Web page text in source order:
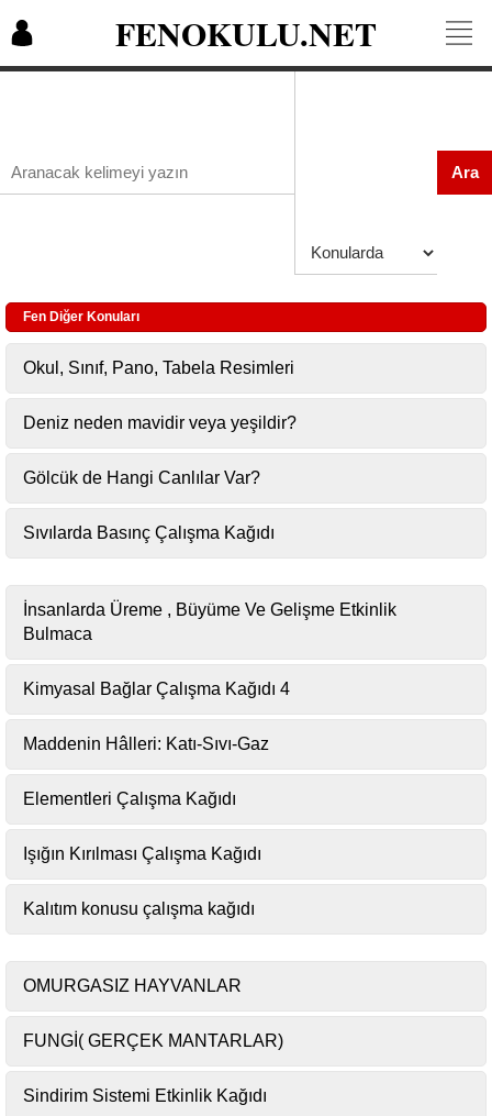
FENOKULU.NET
Ara
Fen Diğer Konuları
Okul, Sınıf, Pano, Tabela Resimleri
Deniz neden mavidir veya yeşildir?
Gölcük de Hangi Canlılar Var?
Sıvılarda Basınç Çalışma Kağıdı
İnsanlarda Üreme , Büyüme Ve Gelişme Etkinlik
Bulmaca
Kimyasal Bağlar Çalışma Kağıdı 4
Maddenin Hâlleri: Katı-Sıvı-Gaz
Elementleri Çalışma Kağıdı
Işığın Kırılması Çalışma Kağıdı
Kalıtım konusu çalışma kağıdı
OMURGASIZ HAYVANLAR
FUNGİ( GERÇEK MANTARLAR)
Sindirim Sistemi Etkinlik Kağıdı